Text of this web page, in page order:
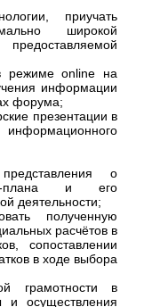
приучать
широкой
режиме online на
информации
форума;
презентации в
о
плана и его
деятельности;
полученную
расчётов в
сопоставлении
в ходе выбора
грамотности в
и осуществления